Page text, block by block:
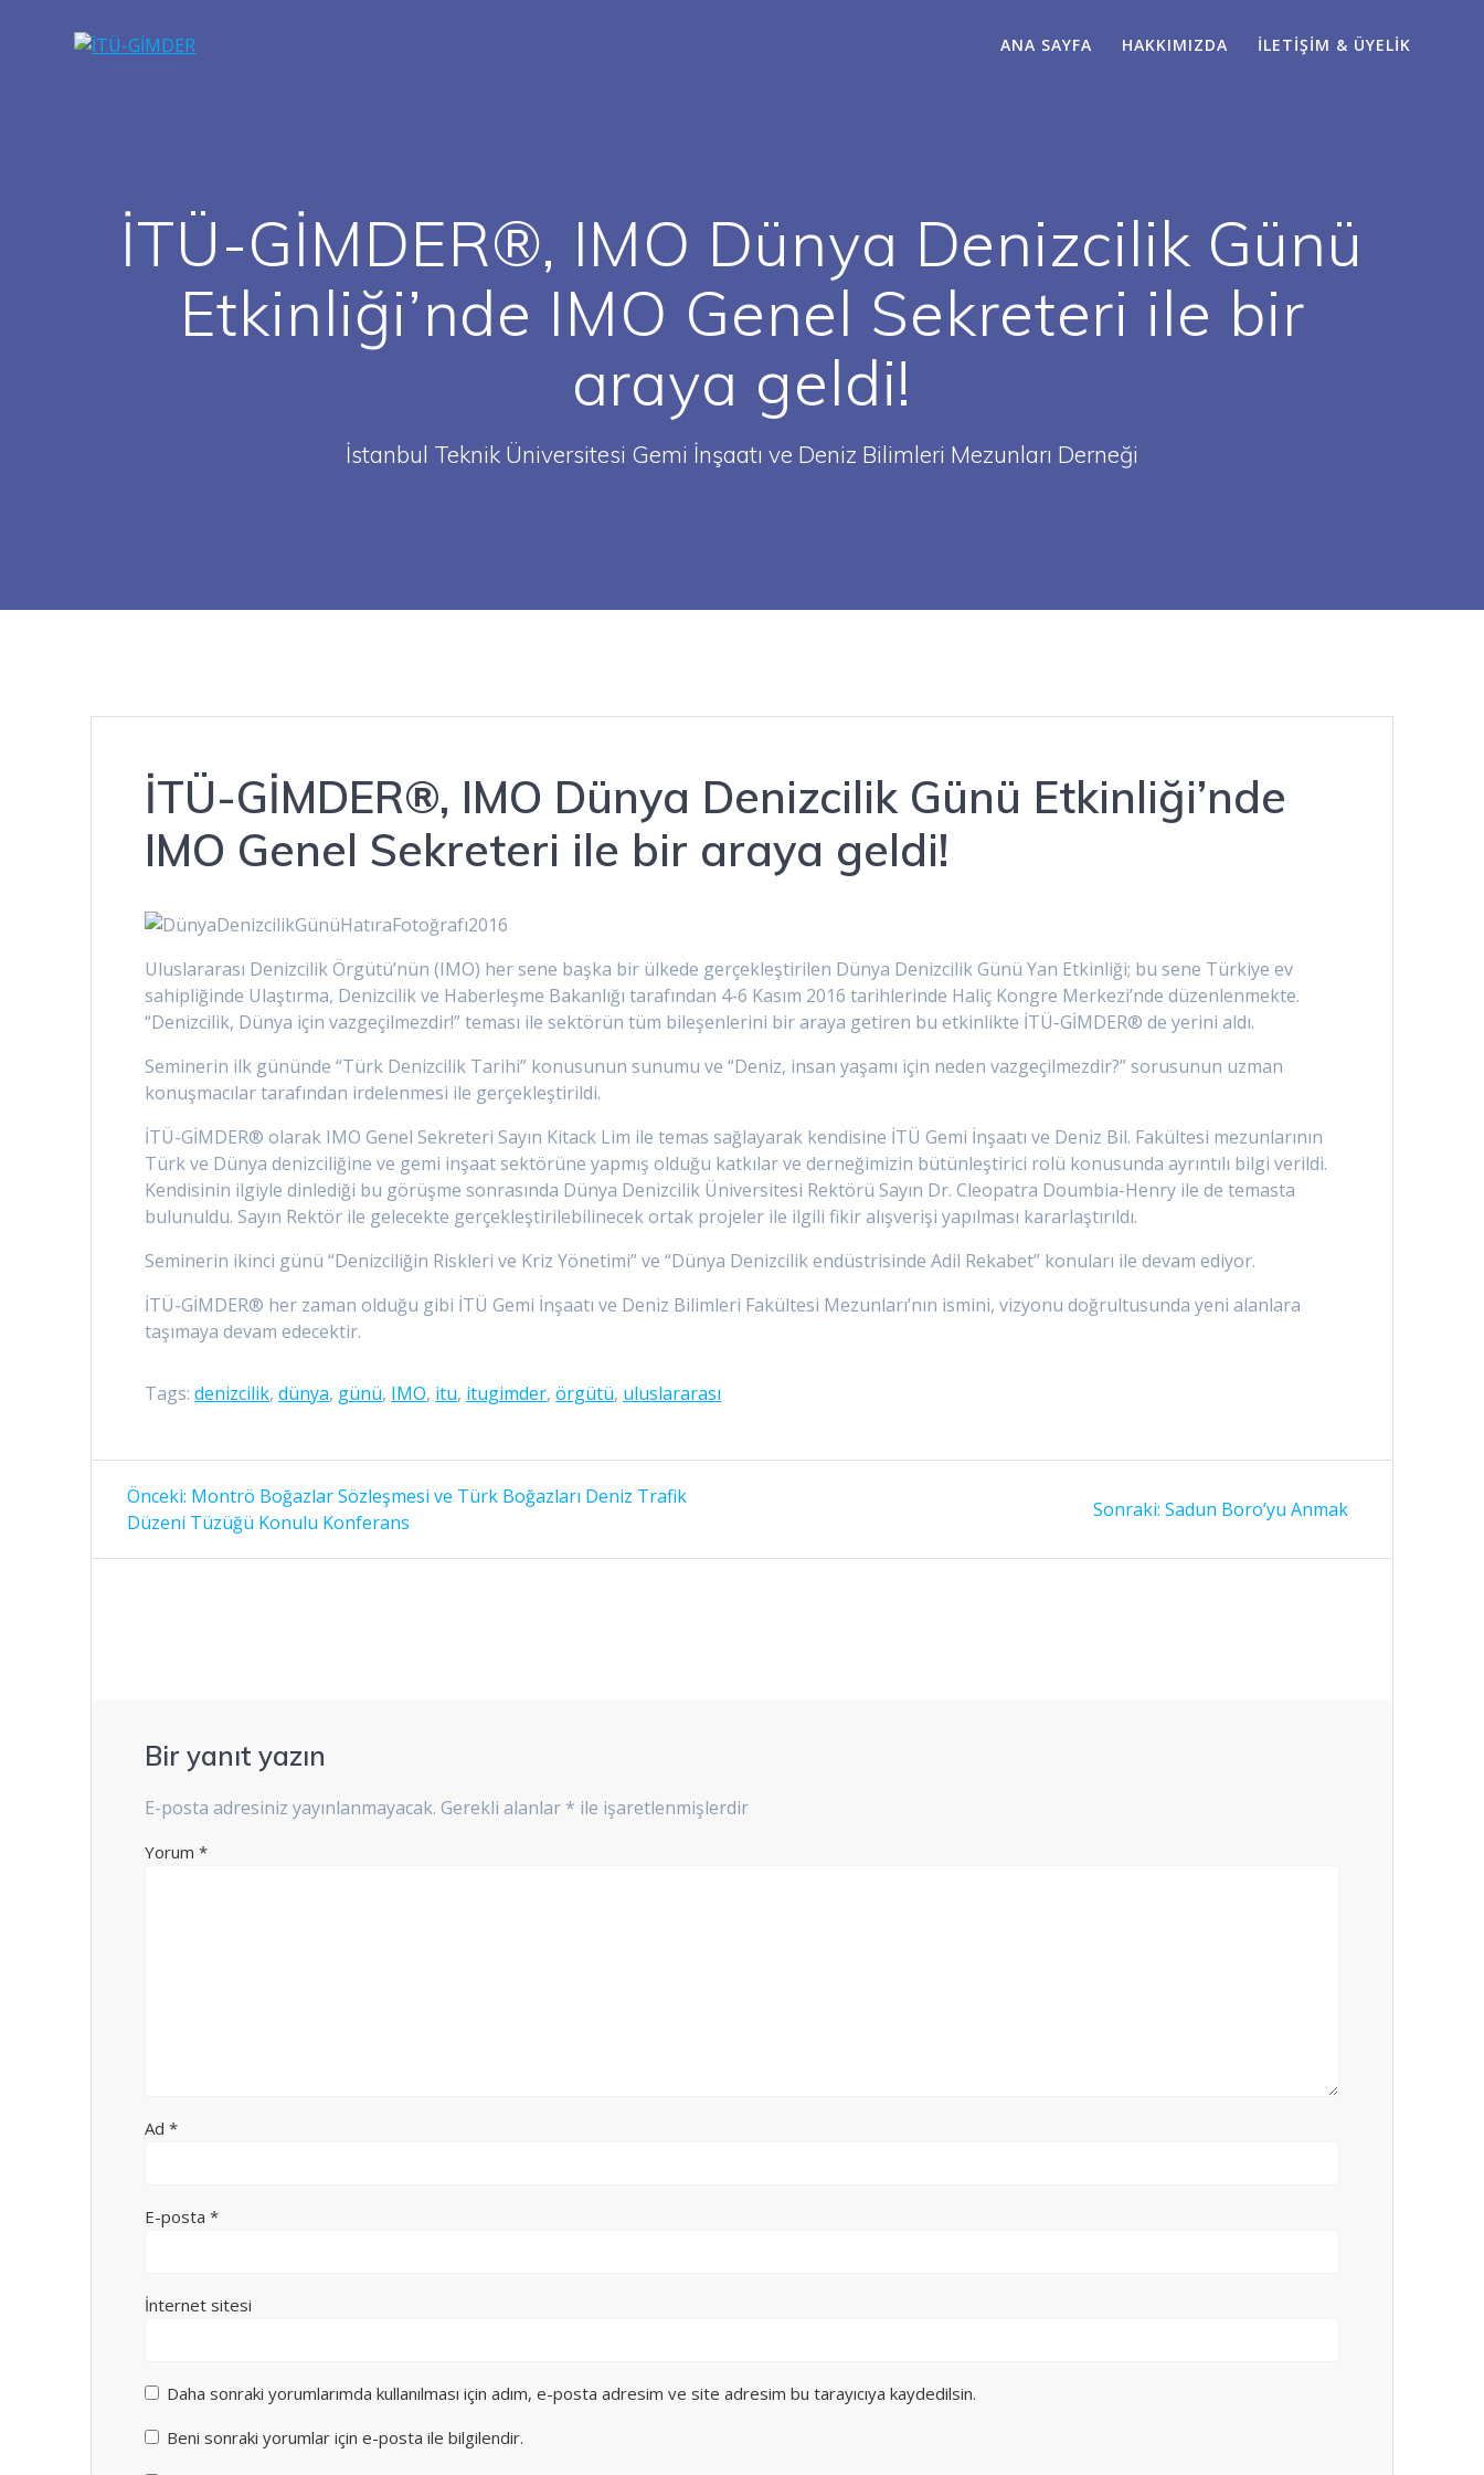
ANA SAYFA HAKKIMIZDA İLETIŞIM & ÜYELIK
İTÜ-GİMDER®, IMO Dünya Denizcilik Günü
Etkinliği’nde IMO Genel Sekreteri ile bir
araya geldi!
İstanbul Teknik Üniversitesi Gemi İnşaatı ve Deniz Bilimleri Mezunları Derneği
İTÜ-GİMDER®, IMO Dünya Denizcilik Günü Etkinliği’nde
IMO Genel Sekreteri ile bir araya geldi!
Uluslararası Denizcilik Örgütü’nün (IMO) her sene başka bir ülkede gerçekleştirilen Dünya Denizcilik Günü Yan Etkinliği; bu sene Türkiye ev
sahipliğinde Ulaştırma, Denizcilik ve Haberleşme Bakanlığı tarafından 4-6 Kasım 2016 tarihlerinde Haliç Kongre Merkezi’nde düzenlenmekte.
“Denizcilik, Dünya için vazgeçilmezdir!” teması ile sektörün tüm bileşenlerini bir araya getiren bu etkinlikte İTÜ-GİMDER® de yerini aldı.
Seminerin ilk gününde “Türk Denizcilik Tarihi” konusunun sunumu ve “Deniz, insan yaşamı için neden vazgeçilmezdir?” sorusunun uzman
konuşmacılar tarafından irdelenmesi ile gerçekleştirildi.
İTÜ-GİMDER® olarak IMO Genel Sekreteri Sayın Kitack Lim ile temas sağlayarak kendisine İTÜ Gemi İnşaatı ve Deniz Bil. Fakültesi mezunlarının
Türk ve Dünya denizciliğine ve gemi inşaat sektörüne yapmış olduğu katkılar ve derneğimizin bütünleştirici rolü konusunda ayrıntılı bilgi verildi.
Kendisinin ilgiyle dinlediği bu görüşme sonrasında Dünya Denizcilik Üniversitesi Rektörü Sayın Dr. Cleopatra Doumbia-Henry ile de temasta
bulunuldu. Sayın Rektör ile gelecekte gerçekleştirilebilinecek ortak projeler ile ilgili fikir alışverişi yapılması kararlaştırıldı.
Seminerin ikinci günü “Denizciliğin Riskleri ve Kriz Yönetimi” ve “Dünya Denizcilik endüstrisinde Adil Rekabet” konuları ile devam ediyor.
İTÜ-GİMDER® her zaman olduğu gibi İTÜ Gemi İnşaatı ve Deniz Bilimleri Fakültesi Mezunları’nın ismini, vizyonu doğrultusunda yeni alanlara
taşımaya devam edecektir.
Tags:denizcilik,dünya, günü, IMO, itu, itugimder,örgütü, uluslararası
Yazı
gezinmesi
Önceki: Önceki
yazı:
Montrö Boğazlar Sözleşmesi ve Türk Boğazları Deniz Trafik
Düzeni Tüzüğü Konulu Konferans
Sonraki: Sonraki
Sadun Boro’yu Anmak
Bir yanıt yazın
E-posta adresiniz yayınlanmayacak. Gerekli alanlar * ile işaretlenmişlerdir
Yorum*
Ad*
E-posta*
İnternet sitesi
Daha sonraki yorumlarımda kullanılması için adım, e-posta adresim ve site adresim bu tarayıcıya kaydedilsin.
Beni sonraki yorumlar için e-posta ile bilgilendir.